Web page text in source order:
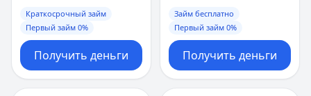
Краткосрочный займ
Первый займ 0%
Получить деньги
Займ бесплатно
Первый займ 0%
Получить деньги